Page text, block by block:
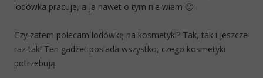
lodówka pracuje, a ja nawet o tym nie wiem 🙂
Czy zatem polecam lodówkę na kosmetyki? Tak, tak i jeszcze
raz tak! Ten gadżet posiada wszystko, czego kosmetyki
potrzebują.